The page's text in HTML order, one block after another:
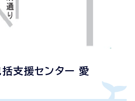
支援センター 愛